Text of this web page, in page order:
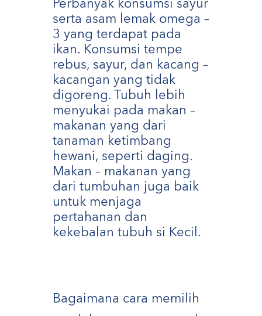
Perbanyak konsumsi sayur
serta asam lemak omega –
3 yang terdapat pada
ikan. Konsumsi tempe
rebus, sayur, dan kacang –
kacangan yang tidak
digoreng. Tubuh lebih
menyukai pada makan –
makanan yang dari
tanaman ketimbang
hewani, seperti daging.
Makan – makanan yang
dari tumbuhan juga baik
untuk menjaga
pertahanan dan
kekebalan tubuh si Kecil.
Bagaimana cara memilih